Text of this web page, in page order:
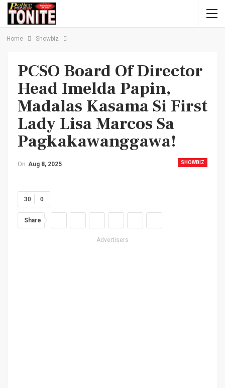
Home Showbiz
PCSO Board Of Director
Head Imelda Papin,
Madalas Kasama Si First
Lady Lisa Marcos Sa
Pagkakawanggawa!
SHOWBIZ
On Aug 8, 2025
0
30
Share
Advertisers